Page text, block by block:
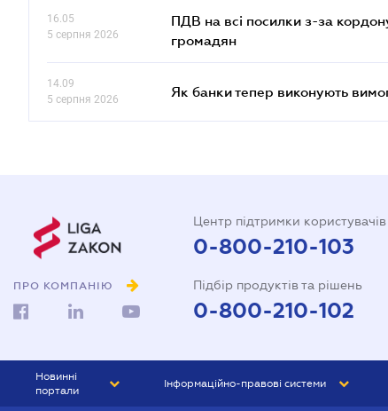
16.05
5 серпня 2026
ПДВ на всі посилки з-за
громадян
14.09
5 серпня 2026
Як банки тепер виконують
ПРО КОМПАНІЮ
Центр підтримки користувачів
0-800-210-103
Підбір продуктів та рішень
0-800-210-102
Новинні
портали
Інформаційно-правові системи